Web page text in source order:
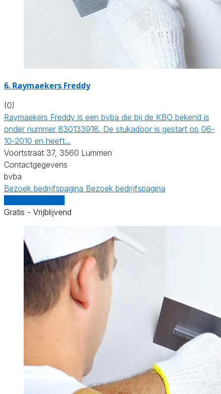
6. Raymaekers Freddy
(0)
Raymaekers Freddy is een bvba die bij de KBO bekend is
onder nummer 830133918. De stukadoor is gestart op 06-
10-2010 en heeft…
Voortstraat 37, 3560 Lummen
Contactgegevens
bvba
Bezoek bedrijfspagina Bezoek bedrijfspagina
Gratis - Vrijblijvend